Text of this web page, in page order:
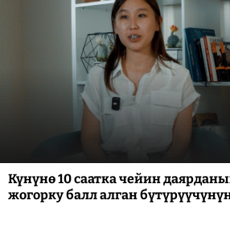
Күнүнө 10 саатка чейин
жогорку балл алган